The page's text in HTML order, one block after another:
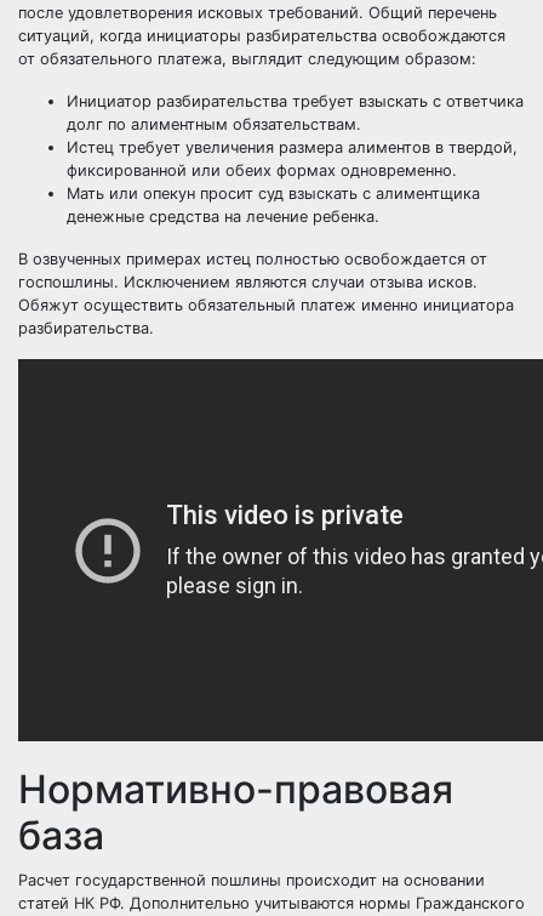
после удовлетворения исковых требований. Общий перечень
ситуаций, когда инициаторы разбирательства освобождаются
от обязательного платежа, выглядит следующим образом:
Инициатор разбирательства требует взыскать с ответчика
долг по алиментным обязательствам.
Истец требует увеличения размера алиментов в твердой,
фиксированной или обеих формах одновременно.
Мать или опекун просит суд взыскать с алиментщика
денежные средства на лечение ребенка.
В озвученных примерах истец полностью освобождается от
госпошлины. Исключением являются случаи отзыва исков.
Обяжут осуществить обязательный платеж именно инициатора
разбирательства.
Нормативно-правовая
база
Расчет государственной пошлины происходит на основании
статей НК РФ. Дополнительно учитываются нормы Гражданского